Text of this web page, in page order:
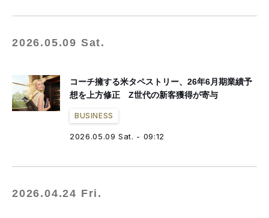
2026.05.09 Sat.
コーチ擁する米タペストリー、26年6月期業績予
想を上方修正 Z世代の新客獲得が寄与
BUSINESS
2026.05.09 Sat. - 09:12
2026.04.24 Fri.